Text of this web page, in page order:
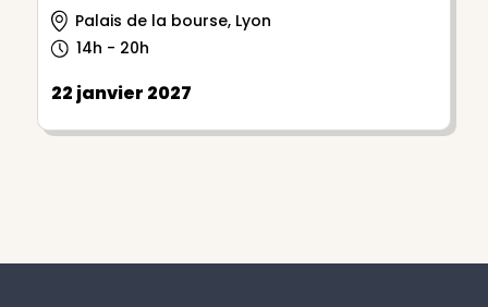
Palais de la bourse, Lyon
14h - 20h
22 janvier 2027